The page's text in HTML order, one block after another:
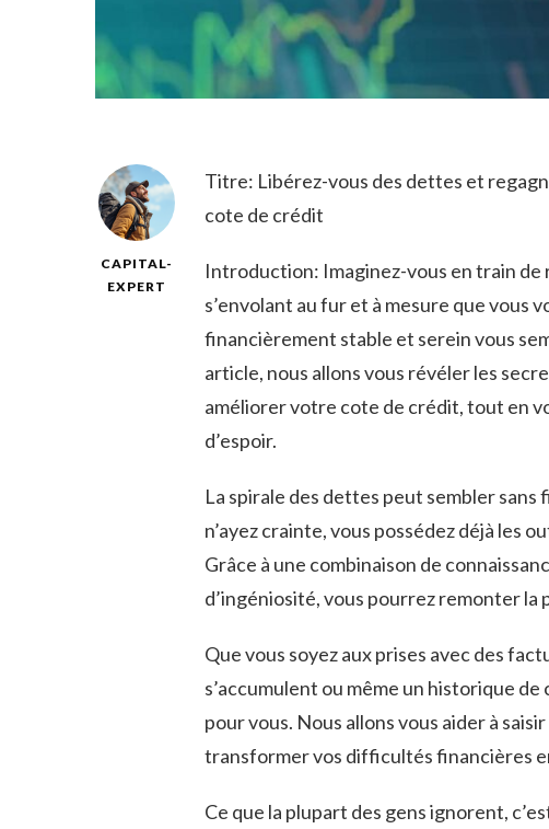
CAPITAL-
EXPERT
Titre: Libérez-vous des ⁢dettes et
cote de crédit
Introduction: Imaginez-vous en train de
s’envolant au fur et à mesure que vous
financièrement stable et serein vous
article, nous allons‍ vous révéler les
améliorer votre cote de crédit, tout en
d’espoir.
La ⁤spirale​ des dettes peut sembler
n’ayez crainte, vous possédez déjà‌ les
Grâce à une combinaison de
d’ingéniosité, vous pourrez ‍remonter
Que vous‍ soyez aux prises avec des
s’accumulent ou ⁤même un historique
pour vous. Nous​ allons vous aider à
transformer vos difficultés financières
Ce que la plupart des gens ignorent,